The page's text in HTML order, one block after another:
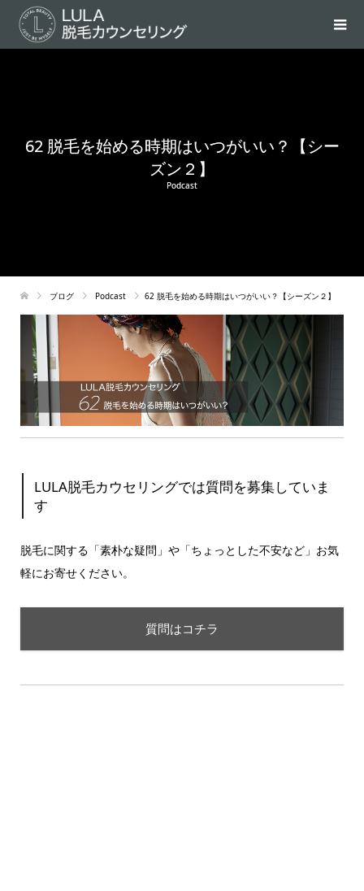
62 脱毛を始める時期はいつがいい？【シー
ズン２】
Podcast
ブログ Podcast 62 脱毛を始める時期はいつがいい？【シーズン２】
LULA脱毛カウセリングでは質問を募集していま
す
脱毛に関する「素朴な疑問」や「ちょっとした不安など」お気
軽にお寄せください。
質問はコチラ